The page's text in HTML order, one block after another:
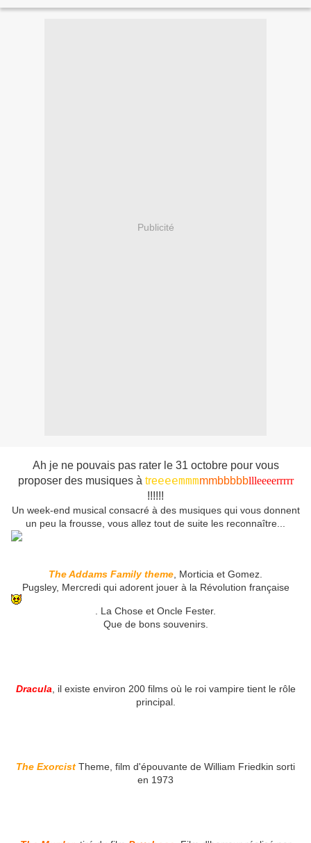
Publicité
Ah je ne pouvais pas rater le 31 octobre pour vous
proposer des musiques à treeeemmmmmbbbbbllleeeerrrrr
!!!!!!
Un week-end musical consacré à des musiques qui vous donnent
un peu la frousse, vous allez tout de suite les reconnaître...
The Addams Family theme , Morticia et Gomez.
Pugsley, Mercredi qui adorent jouer à la Révolution française
. La Chose et Oncle Fester.
Que de bons souvenirs.
Dracula , il existe environ 200 films où le roi vampire tient le rôle
principal.
The Exorcist Theme, film d'épouvante de William Friedkin sorti
en 1973